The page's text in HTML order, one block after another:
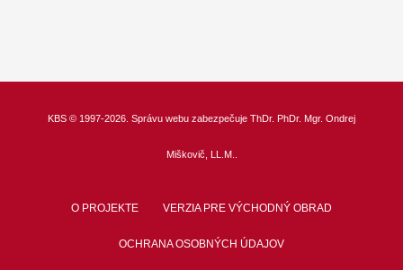
KBS © 1997-2026. Správu webu zabezpečuje ThDr. PhDr. Mgr. Ondrej
Miškovič, LL.M.
O PROJEKTE VERZIA PRE VÝCHODNÝ OBRAD
OCHRANA OSOBNÝCH ÚDAJOV